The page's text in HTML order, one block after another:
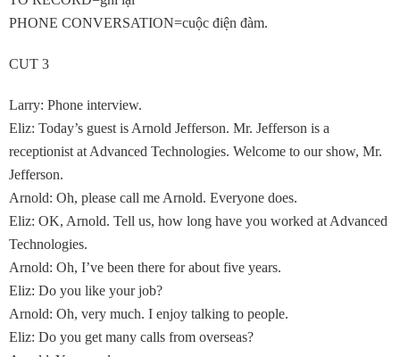
PHONE CONVERSATION=cuộc điện đàm.
CUT 3
Larry: Phone interview.
Eliz: Today’s guest is Arnold Jefferson. Mr. Jefferson is a
receptionist at Advanced Technologies. Welcome to our show, Mr.
Jefferson.
Arnold: Oh, please call me Arnold. Everyone does.
Eliz: OK, Arnold. Tell us, how long have you worked at Advanced
Technologies.
Arnold: Oh, I’ve been there for about five years.
Eliz: Do you like your job?
Arnold: Oh, very much. I enjoy talking to people.
Eliz: Do you get many calls from overseas?